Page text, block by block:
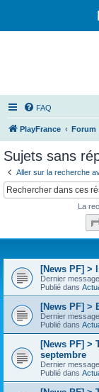
FAQ
PlayFrance Forum
Sujets sans
Aller sur la recherche
La
[News PF] >
Dernier
Publié dans
[News PF] >
Dernier
Publié dans
[News PF] >
septembre
Dernier
Publié dans